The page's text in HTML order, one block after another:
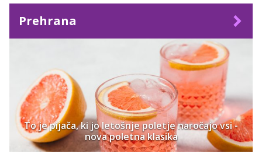
Prehrana
To je pijača, ki jo letošnje poletje naročajo vsi -
nova poletna klasika